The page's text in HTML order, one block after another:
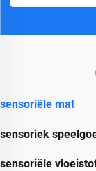
sensoriële mat
sensoriek
sensoriële